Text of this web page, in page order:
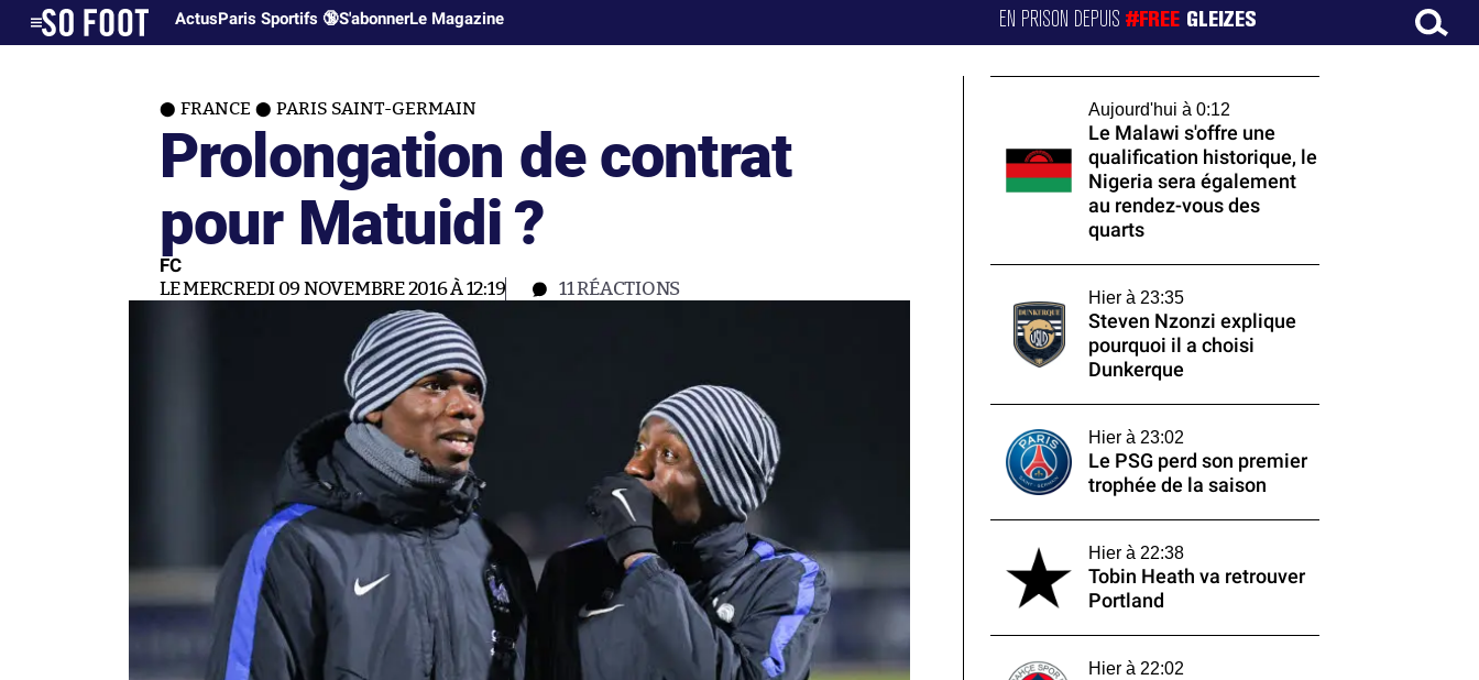
ActusParis Sportifs 🔞S'abonnerLe Magazine EN PRISON DEPUIS#FREE GLEIZES
FRANCE PARIS SAINT-GERMAIN
Prolongation de contrat
pour Matuidi ?
FC
LE MERCREDI 09 NOVEMBRE 2016 À 12:19 11RÉACTIONS
Aujourd'hui à 0:12
Le Malawi s'offre une
qualification historique, le
Nigeria sera également
au rendez-vous des
quarts
Hier à 23:35
Steven Nzonzi explique
pourquoi il a choisi
Dunkerque
Hier à 23:02
Le PSG perd son premier
trophée de la saison
Hier à 22:38
Tobin Heath va retrouver
Portland
Hier à 22:02